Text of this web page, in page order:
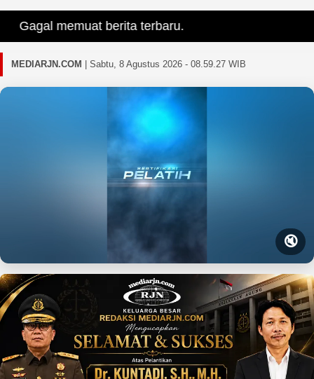
memuat berita terbaru.
MEDIARJN.COM Sabtu, 8 Agustus 2026 - 08.59.28 WIB
🔇